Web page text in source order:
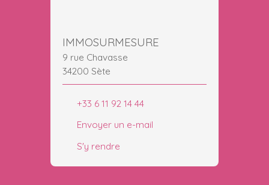
IMMOSURMESURE
9 rue Chavasse
34200 Sète
+33 6 11 92 14 44
Envoyer un e-mail
S'y rendre